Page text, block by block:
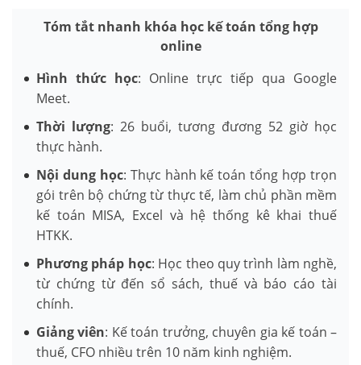
Tóm tắt nhanh khóa học kế toán tổng hợp
online
Hình thức học: Online trực tiếp qua Google
Meet.
Thời lượng: 26 buổi, tương đương 52 giờ học
thực hành.
Nội dung học: Thực hành kế toán tổng hợp trọn
gói trên bộ chứng từ thực tế, làm chủ phần mềm
kế toán MISA, Excel và hệ thống kê khai thuế
HTKK.
Phương pháp học: Học theo quy trình làm nghề,
từ chứng từ đến sổ sách, thuế và báo cáo tài
chính.
Giảng viên: Kế toán trưởng, chuyên gia kế toán –
thuế, CFO nhiều trên 10 năm kinh nghiệm.